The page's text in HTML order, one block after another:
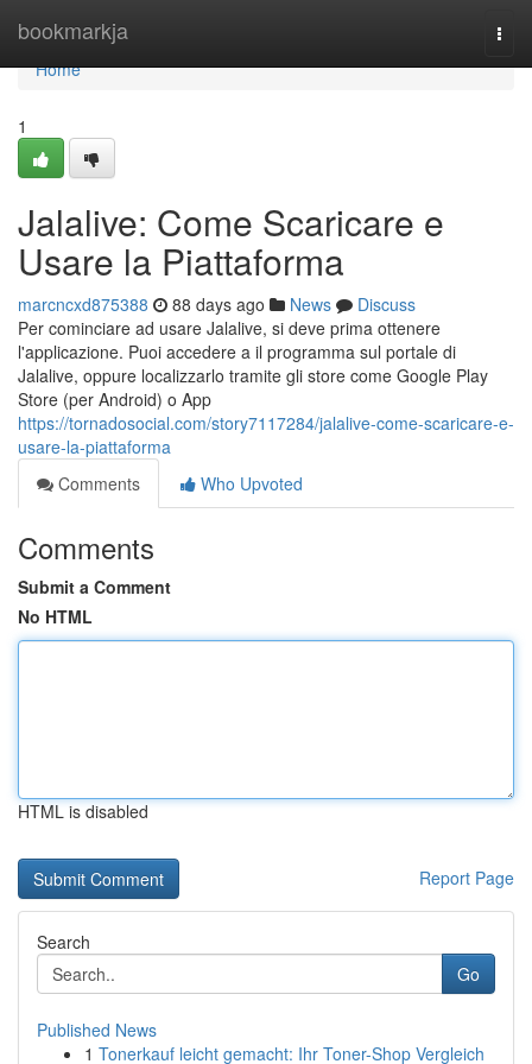
bookmarkja
Home
Home
1
Jalalive: Come Scaricare e
Usare la Piattaforma
marcncxd875388 88 days ago News
Discuss
Per cominciare ad usare Jalalive, si deve prima ottenere
l'applicazione. Puoi accedere a il programma sul portale di
Jalalive, oppure localizzarlo tramite gli store come Google Play
Store (per Android) o App
https://tornadosocial.com/story7117284/jalalive-come-scaricare-e-
usare-la-piattaforma
Comments
Who Upvoted
Comments
Submit a Comment
No HTML
HTML is disabled
Report Page
Search
Go
Published News
1 Tonerkauf leicht gemacht: Ihr Toner-Shop Vergleich